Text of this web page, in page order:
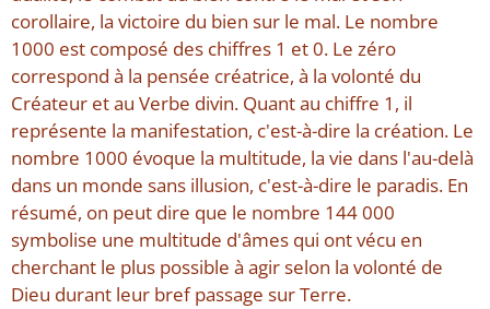
corollaire, la victoire du bien sur le mal. Le nombre
1000 est composé des chiffres 1 et 0. Le zéro
correspond à la pensée créatrice, à la volonté du
Créateur et au Verbe divin. Quant au chiffre 1, il
représente la manifestation, c'est-à-dire la création. Le
nombre 1000 évoque la multitude, la vie dans l'au-delà
dans un monde sans illusion, c'est-à-dire le paradis. En
résumé, on peut dire que le nombre 144 000
symbolise une multitude d'âmes qui ont vécu en
cherchant le plus possible à agir selon la volonté de
Dieu durant leur bref passage sur Terre.